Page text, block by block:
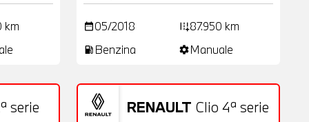
km date_range05/2018 add_road87.950 km
local_gas_station Benzina settingsManuale
serie
18 Foto RENAULT Clio 4ª serie
Usato 20 Foto